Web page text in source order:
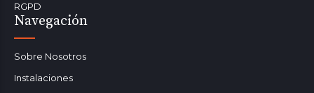
RGPD
Navegación
Sobre Nosotros
Instalaciones